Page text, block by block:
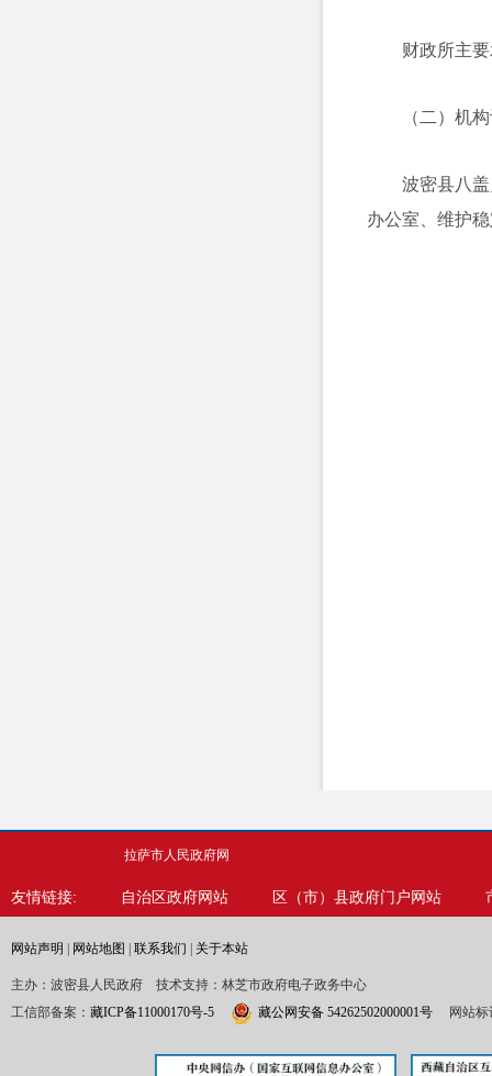
财政所主
（二） 机
波密县八
办公室、维护
拉萨市人民政府网
友情链接: 自治区政府网站 区（市）县政府门户网站
网站声明 网站地图 联系我们 关于本站
主办：波密县人民政府 技术支持：林芝市政府电子政务中心
工信部备案： 藏ICP备11000170号-5 藏公网安备 54262502000001号 网站标